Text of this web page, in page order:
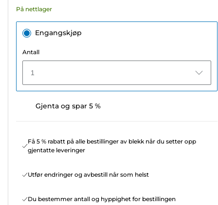
På nettlager
Engangskjøp
Antall
1
Gjenta og spar 5 %
Få 5 % rabatt på alle bestillinger av blekk når du setter opp
gjentatte leveringer
Utfør endringer og avbestill når som helst
Du bestemmer antall og hyppighet for bestillingen